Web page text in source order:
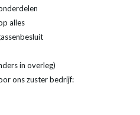
alles
in overleg)
ons zuster bedrijf: